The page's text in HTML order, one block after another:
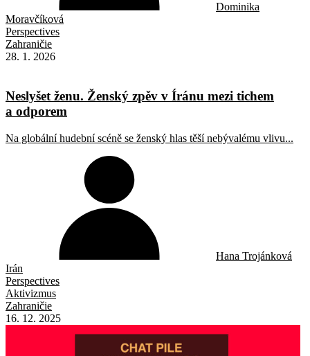
Dominika
Moravčíková
Perspectives
Zahraničie
28. 1. 2026
Neslyšet ženu. Ženský zpěv v Íránu mezi tichem
a odporem
Na globální hudební scéně se ženský hlas těší nebývalému vlivu...
Hana Trojánková
Irán
Perspectives
Aktivizmus
Zahraničie
16. 12. 2025